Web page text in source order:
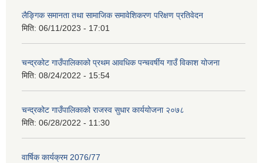
लैङ्गिक समानता तथा सामाजिक समावेशिकरण परिक्षण प्रतिवेदन
मिति: 06/11/2023 - 17:01
चन्द्रकोट गाउँपालिकाको प्रथम आवधिक पन्चवर्षीय गाउँ विकाश योजना
मिति: 08/24/2022 - 15:54
चन्द्रकोट गाउँपालिकाको राजस्व सुधार कार्ययोजना २०७८
मिति: 06/28/2022 - 11:30
वार्षिक कार्यक्रम 2076/77